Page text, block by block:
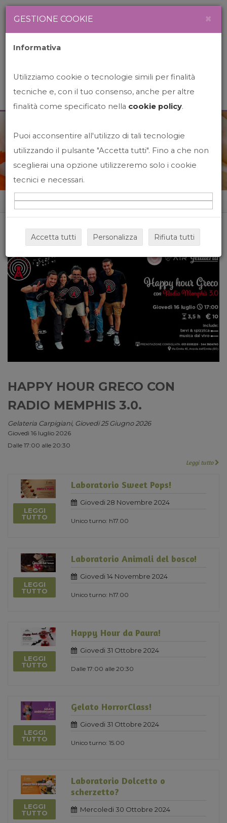
News&Events
Home News&events
HAPPY HOUR GRECO CON
RADIO MEMPHIS 3.0.
Gelateria Carpigiani, Giovedi 25 Giugno 2026
Giovedì 16 luglio 2026
Dalle 17:00 alle 20:30
Leggi tutto
LEGGI
TUTTO
Laboratorio Sweet Pops!
Giovedi 28 Novembre 2024
Unico turno: h17.00
LEGGI
TUTTO
Laboratorio Animali del bosco!
Giovedi 14 Novembre 2024
Unico turno: h17.00
LEGGI
TUTTO
Happy Hour da Paura!
Giovedi 31 Ottobre 2024
Dalle 17:00 alle 20:30
LEGGI
TUTTO
Gelato HorrorClass!
Giovedi 31 Ottobre 2024
Unico turno: 15.00
LEGGI
TUTTO
Laboratorio Dolcetto o
scherzetto?
Mercoledi 30 Ottobre 2024
GESTIONE COOKIE ×
Informativa
Utilizziamo cookie o tecnologie simili per finalità
tecniche e, con il tuo consenso, anche per altre
finalità come specificato nella cookie policy.
Puoi acconsentire all'utilizzo di tali tecnologie
utilizzando il pulsante "Accetta tutti". Fino a che non
sceglierai una opzione utilizzeremo solo i cookie
tecnici e necessari.
Accetta tutti Personalizza Rifiuta tutti